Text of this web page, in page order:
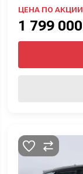
ЦЕНА ПО АКЦИИ
1 799 000